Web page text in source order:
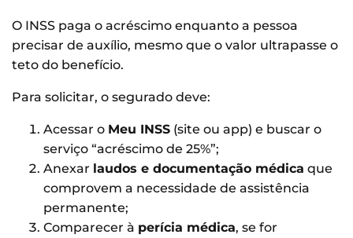
O INSS paga o acréscimo enquanto a pessoa
precisar de auxílio, mesmo que o valor ultrapasse o
teto do benefício.
Para solicitar, o segurado deve:
Acessar o Meu INSS (site ou app) e buscar o
serviço “acréscimo de 25%”;
Anexar laudos e documentação médica que
comprovem a necessidade de assistência
permanente;
Comparecer à perícia médica, se for